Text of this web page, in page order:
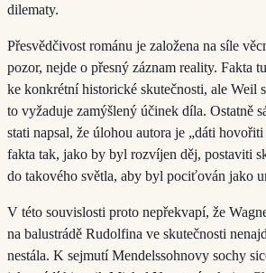
dilematy.
Přesvědčivost románu je založena na síle
pozor, nejde o přesný záznam reality. Fakta
ke konkrétní historické skutečnosti, ale Weil
to vyžaduje zamýšlený účinek díla. Ostatně
stati napsal, že úlohou autora je „dáti
fakta tak, jako by byl rozvíjen děj, postaviti
do takového světla, aby byl pociťován jako
V této souvislosti proto nepřekvapí, že
na balustrádě Rudolfina ve skutečnosti
nestála. K sejmutí Mendelssohnovy sochy